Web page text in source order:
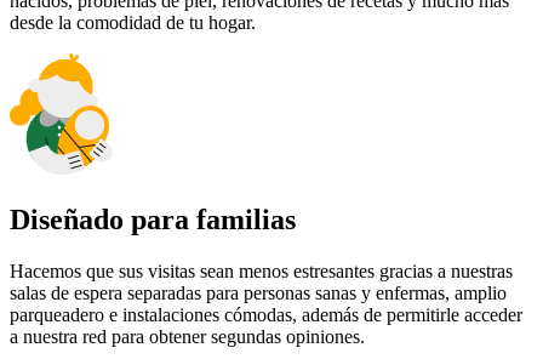
desde la comodidad de tu hogar.
Diseñado para familias
Hacemos que sus visitas sean menos estresantes gracias a nuestras
salas de espera separadas para personas sanas y enfermas, amplio
parqueadero e instalaciones cómodas, además de permitirle acceder
a nuestra red para obtener segundas opiniones.